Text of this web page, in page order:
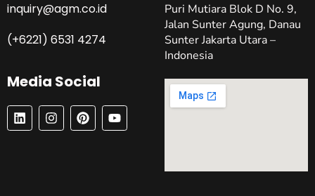
inquiry@agm.co.id
(+6221) 6531 4274
Media Social
L
I
N
I
N
S
P
I
N
Y
O
U
Puri Mutiara Blok D No. 9,
Jalan Sunter Agung, Danau
Sunter Jakarta Utara –
Indonesia